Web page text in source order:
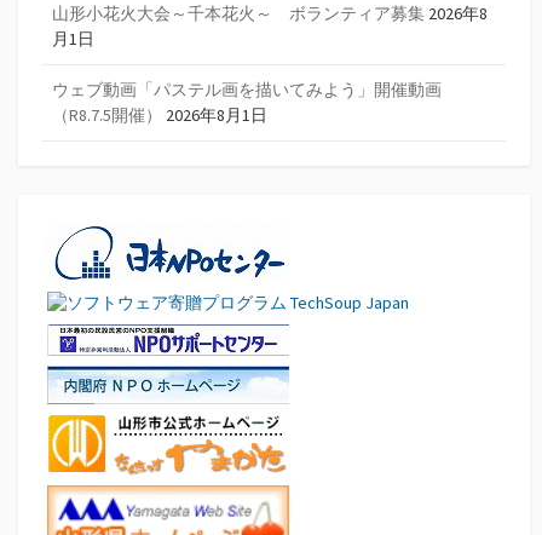
山形小花火大会～千本花火～ ボランティア募集 2026年8
月1日
ウェブ動画「パステル画を描いてみよう」開催動画
（R8.7.5開催）
2026年8月1日